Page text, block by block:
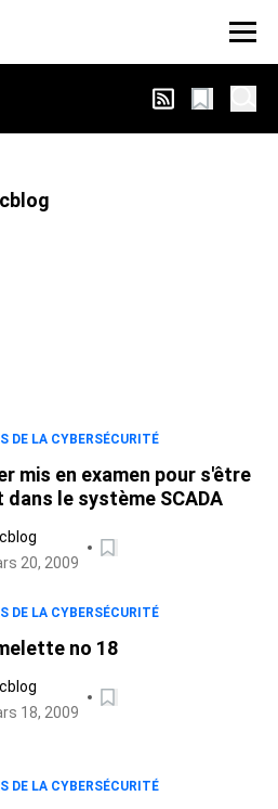
DE LA CYBERSÉCURITÉ
mis en examen pour s'être
le système SCADA
20, 2009
DE LA CYBERSÉCURITÉ
no 18
18, 2009
DE LA CYBERSÉCURITÉ